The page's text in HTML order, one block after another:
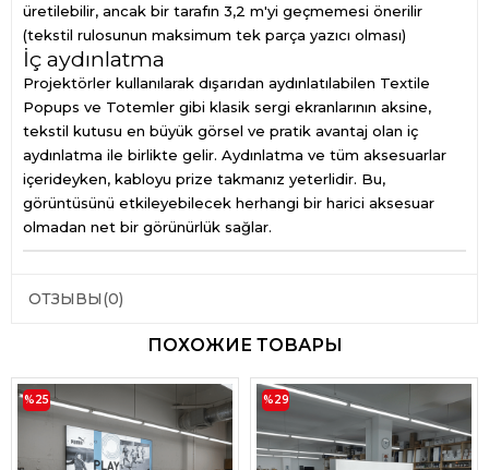
üretilebilir, ancak bir tarafın 3,2 m'yi geçmemesi önerilir
(tekstil rulosunun maksimum tek parça yazıcı olması)
İç aydınlatma
Projektörler kullanılarak dışarıdan aydınlatılabilen Textile
Popups ve Totemler gibi klasik sergi ekranlarının aksine,
tekstil kutusu en büyük görsel ve pratik avantaj olan iç
aydınlatma ile birlikte gelir. Aydınlatma ve tüm aksesuarlar
içerideyken, kabloyu prize takmanız yeterlidir. Bu,
görüntüsünü etkileyebilecek herhangi bir harici aksesuar
olmadan net bir görünürlük sağlar.
ОТЗЫВЫ(0)
ПОХОЖИЕ ТОВАРЫ
%25 %29